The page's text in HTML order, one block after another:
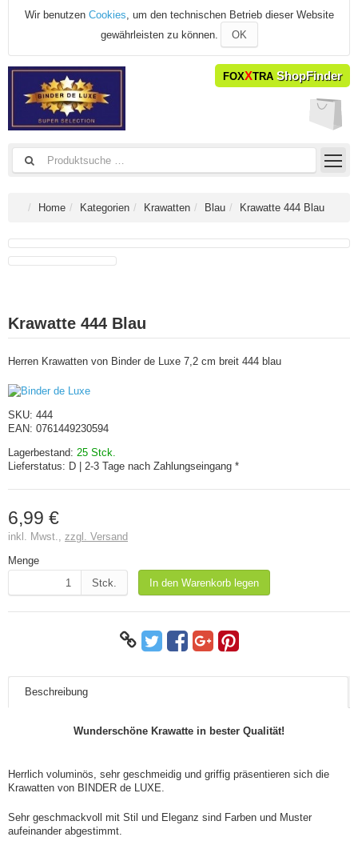
Wir benutzen Cookies, um den technischen Betrieb dieser Website
gewährleisten zu können.
OK
FOXXTRA ShopFinder
Home Kategorien Krawatten Blau Krawatte 444 Blau
Krawatte 444 Blau
Herren Krawatten von Binder de Luxe 7,2 cm breit 444 blau
SKU: 444
EAN: 0761449230594
Lagerbestand: 25 Stck.
Lieferstatus: D | 2-3 Tage nach Zahlungseingang *
6,99 €
inkl. Mwst., zzgl. Versand
Menge
Stck.
In den Warenkorb legen
Beschreibung
Wunderschöne Krawatte in bester Qualität!
Herrlich voluminös, sehr geschmeidig und griffig präsentieren sich die
Krawatten von BINDER de LUXE.
Sehr geschmackvoll mit Stil und Eleganz sind Farben und Muster
aufeinander abgestimmt.